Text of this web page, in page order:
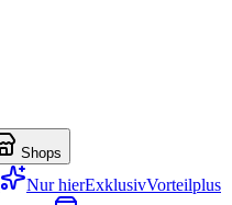
Shops
Nur hierExklusivVorteilplus